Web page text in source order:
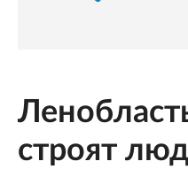
строят